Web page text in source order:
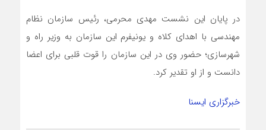
در پایان این نشست مهدی محرمی، رئیس سازمان نظام
مهندسی با اهدای کلاه و یونیفرم این سازمان به وزیر راه و
شهرسازی؛ حضور وی در این سازمان را قوت قلبی برای اعضا
دانست و از او تقدیر کرد.
خبرگزاری ایسنا